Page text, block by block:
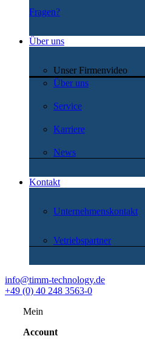
Fragen?
Über uns
Unser Firmenvideo
Über uns
Service
Karriere
News
Kontakt
Unternehmenskontakt
Vetriebspartner
info@timm-technology.de
+49 (0) 40 248 3563-0
Mein
Account